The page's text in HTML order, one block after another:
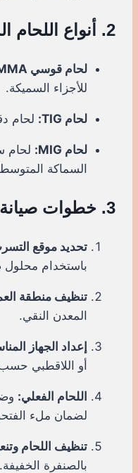
2. أنواع اللحام المستخدم
لحام قوسي MMA:
للأجزاء السميكة.
لحام TIG: لحام
لحام MIG:
لحام
السماكة
3. خطوات صيانة ولحام الخزان
تحديد موقع
باستخدام محلول
تنظيف منطقة
المعدن النقي.
إعداد الجهاز
أو اللاقطبي
اللحام الفعلي:
لضمان ملء
تنظيف اللحام
بالصنفرة الخفيفة.